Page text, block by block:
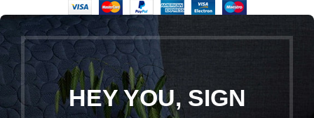
HEY YOU, SIGN